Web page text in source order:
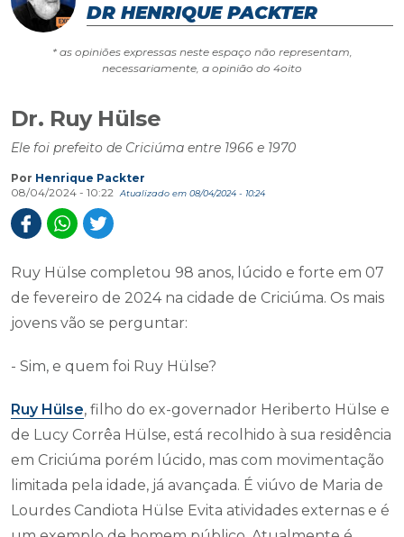
DR HENRIQUE PACKTER
* as opiniões expressas neste espaço não representam,
necessariamente, a opinião do 4oito
Dr. Ruy Hülse
Ele foi prefeito de Criciúma entre 1966 e 1970
Por Henrique Packter
08/04/2024 - 10:22
Atualizado em 08/04/2024 - 10:24
Ruy Hülse completou 98 anos, lúcido e forte em 07
de fevereiro de 2024 na cidade de Criciúma. Os mais
jovens vão se perguntar:
- Sim, e quem foi Ruy Hülse?
Ruy Hülse, filho do ex-governador Heriberto Hülse e
de Lucy Corrêa Hülse, está recolhido à sua residência
em Criciúma porém lúcido, mas com movimentação
limitada pela idade, já avançada. É viúvo de Maria de
Lourdes Candiota Hülse Evita atividades externas e é